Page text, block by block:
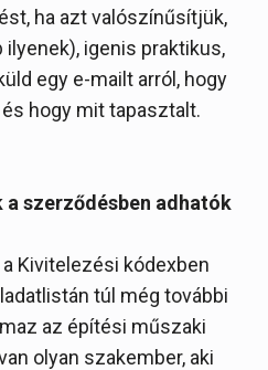
ha azt valószínűsítjük,
igenis praktikus,
egy e-mailt arról, hogy
hogy mit tapasztalt.
szerződésben adhatók
Kivitelezési kódexben
túl még további
az építési műszaki
olyan szakember, aki